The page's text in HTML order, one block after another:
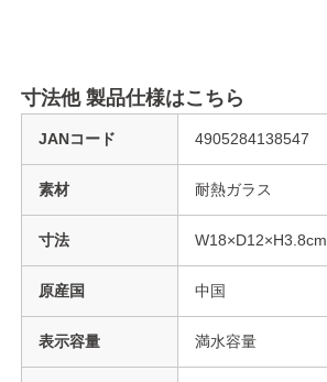
寸法他 製品仕様はこちら
JANコード 4905284138547
素材 耐熱ガラス
寸法 W18×D12×H3.8cm
原産国 中国
表示容量 満水容量